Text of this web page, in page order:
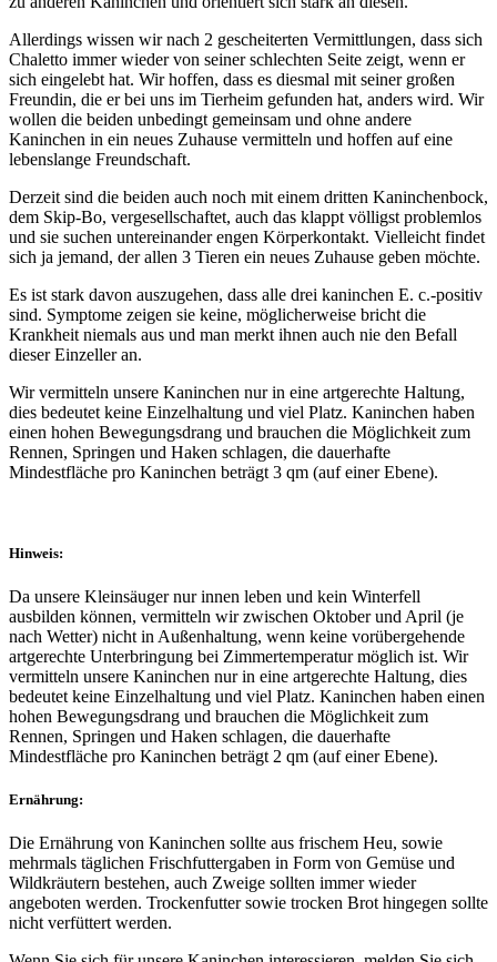
Allerdings wissen wir nach 2 gescheiterten Vermittlungen, dass sich
Chaletto immer wieder von seiner schlechten Seite zeigt, wenn er
sich eingelebt hat. Wir hoffen, dass es diesmal mit seiner großen
Freundin, die er bei uns im Tierheim gefunden hat, anders wird. Wir
wollen die beiden unbedingt gemeinsam und ohne andere
Kaninchen in ein neues Zuhause vermitteln und hoffen auf eine
lebenslange Freundschaft.
Derzeit sind die beiden auch noch mit einem dritten Kaninchenbock,
dem Skip-Bo, vergesellschaftet, auch das klappt völligst problemlos
und sie suchen untereinander engen Körperkontakt. Vielleicht findet
sich ja jemand, der allen 3 Tieren ein neues Zuhause geben möchte.
Es ist stark davon auszugehen, dass alle drei kaninchen E. c.-positiv
sind. Symptome zeigen sie keine, möglicherweise bricht die
Krankheit niemals aus und man merkt ihnen auch nie den Befall
dieser Einzeller an.
Wir vermitteln unsere Kaninchen nur in eine artgerechte Haltung,
dies bedeutet keine Einzelhaltung und viel Platz. Kaninchen haben
einen hohen Bewegungsdrang und brauchen die Möglichkeit zum
Rennen, Springen und Haken schlagen, die dauerhafte
Mindestfläche pro Kaninchen beträgt 3 qm (auf einer Ebene).
Hinweis:
Da unsere Kleinsäuger nur innen leben und kein Winterfell
ausbilden können, vermitteln wir zwischen Oktober und April (je
nach Wetter) nicht in Außenhaltung, wenn keine vorübergehende
artgerechte Unterbringung bei Zimmertemperatur möglich ist. Wir
vermitteln unsere Kaninchen nur in eine artgerechte Haltung, dies
bedeutet keine Einzelhaltung und viel Platz. Kaninchen haben einen
hohen Bewegungsdrang und brauchen die Möglichkeit zum
Rennen, Springen und Haken schlagen, die dauerhafte
Mindestfläche pro Kaninchen beträgt 2 qm (auf einer Ebene).
Ernährung:
Die Ernährung von Kaninchen sollte aus frischem Heu, sowie
mehrmals täglichen Frischfuttergaben in Form von Gemüse und
Wildkräutern bestehen, auch Zweige sollten immer wieder
angeboten werden. Trockenfutter sowie trocken Brot hingegen sollte
nicht verfüttert werden.